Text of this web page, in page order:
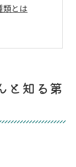
類とは
か解説
条件を解説
比較する
と知る第